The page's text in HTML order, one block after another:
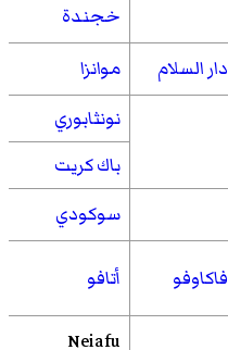
خجندة
دار السلام موانزا
نونثابوري
باك كريت
سوكودي
فاكاوفو أتافو
Neiafu